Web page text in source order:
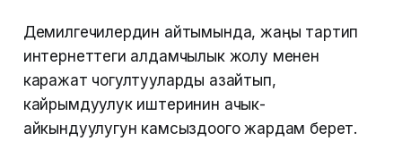
Демилгечилердин айтымында, жаңы тартип
интернеттеги алдамчылык жолу менен
каражат чогултууларды азайтып,
кайрымдуулук иштеринин ачык-
айкындуулугун камсыздоого жардам берет.